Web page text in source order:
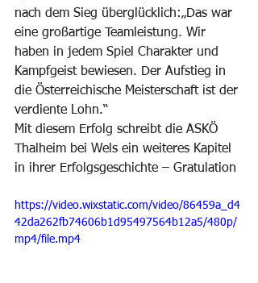
nach dem Sieg überglücklich:„Das war
eine großartige Teamleistung. Wir
haben in jedem Spiel Charakter und
Kampfgeist bewiesen. Der Aufstieg in
die Österreichische Meisterschaft ist der
verdiente Lohn.“
Mit diesem Erfolg schreibt die ASKÖ
Thalheim bei Wels ein weiteres Kapitel
in ihrer Erfolgsgeschichte – Gratulation
https://video.wixstatic.com/video/86459a_d4
42da262fb74606b1d95497564b12a5/480p/
mp4/file.mp4